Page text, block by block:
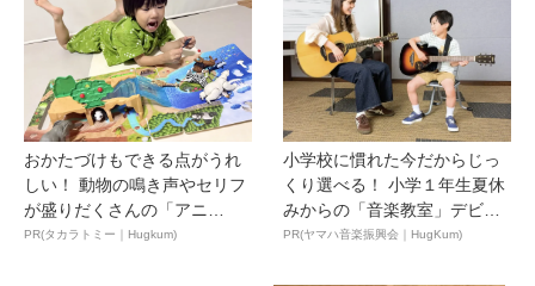
おかたづけもできる点がうれ
しい！ 動物の鳴き声やセリフ
が盛りだくさんの「アニ
ア ...
PR(タカラトミー｜Hugkum)
小学校に慣れた今だからじっ
くり選べる！ 小学１年生夏休
みからの「音楽教室」デビ
ュ...
PR(ヤマハ音楽振興会｜HugKum)